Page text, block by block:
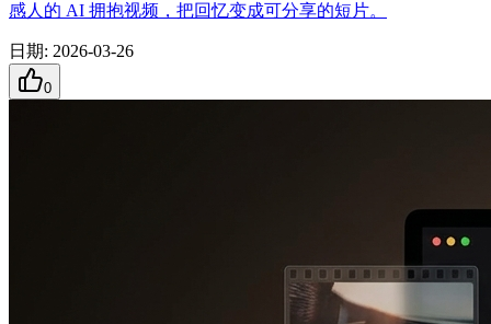
感人的 AI 拥抱视频，把回忆变成可分享的短片。
日期: 2026-03-26
0